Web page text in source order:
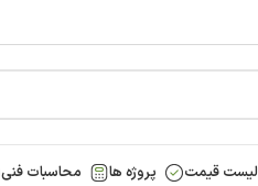
لیست قیمت پروژه ها محاسبات فنی